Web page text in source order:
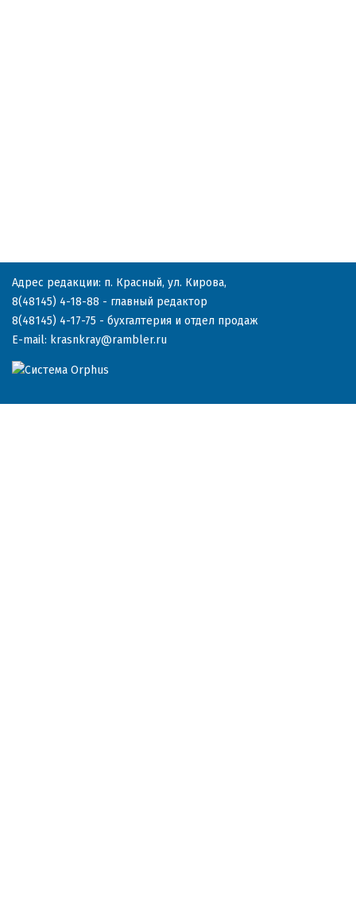
Адрес редакции: п. Красный, ул. Кирова,
8(48145) 4-18-88 - главный редактор
8(48145) 4-17-75 - бухгалтерия и отдел продаж
E-mail: krasnkray@rambler.ru